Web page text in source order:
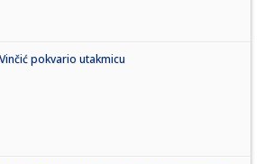
pokvario utakmicu